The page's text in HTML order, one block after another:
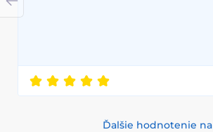
Ďalšie hodnotenie na